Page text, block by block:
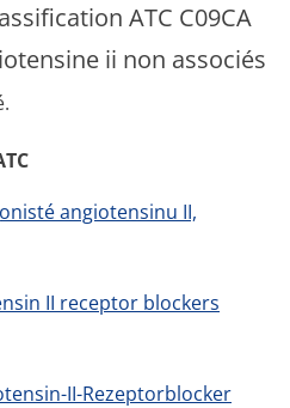
ATC C09CA
ii non associés
angiotensinu II,
II receptor blockers
II-Rezeptorblocker